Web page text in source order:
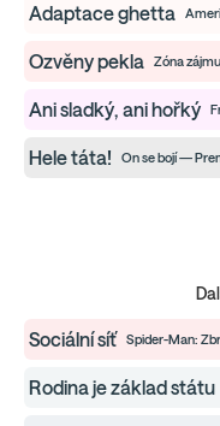
Adaptace ghetta
Ozvěny pekla Zóna
Ani sladký, ani hořký
Hele táta! On se bojí —
Sociální síť Spider-Man:
Rodina je základ státu